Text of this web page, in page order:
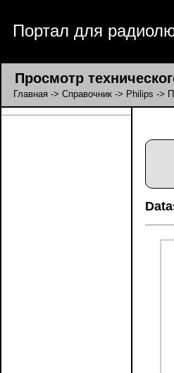
Портал для
Просмотр
Главная -> Справочник -> Philips ->